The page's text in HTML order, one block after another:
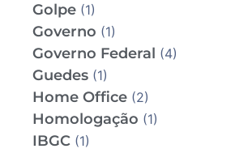
Golpe (1)
Governo (1)
Governo Federal (4)
Guedes (1)
Home Office (2)
Homologação (1)
IBGC (1)